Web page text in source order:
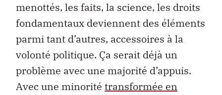
menottés, les faits, la science, les droits
fondamentaux deviennent des éléments
parmi tant d’autres, accessoires à la
volonté politique. Ça serait déjà un
problème avec une majorité d’appuis.
Avec une minorité transformée en